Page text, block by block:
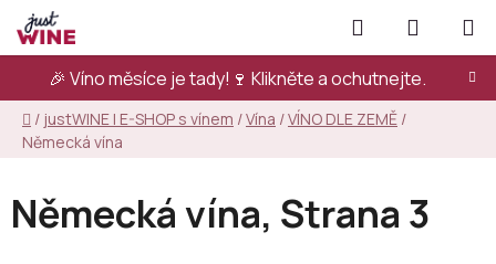
Přejít
na
obsah
🎉 Víno měsíce je tady!🍷 Klikněte a ochutnejte.
Hledat
KOŠÍK
Domů
/ justWINE | E-SHOP s vínem /Vína /VÍNO DLE ZEMĚ /
Německá vína
Německá vína, Strana 3